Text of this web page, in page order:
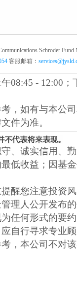
Schroder Fund
客服邮箱：
08:45 - 12:00；
，如有与本公
件为准。
、诚实信用、
低收益；因基
醒您注意投资
理人公开发布
任何形式的要
自行寻求专业
，本公司不对